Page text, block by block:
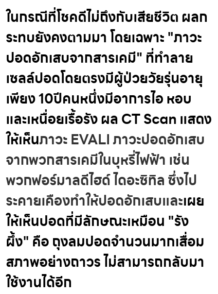
ในกรณีที่โชคดีไม่ถึงกับเสียชีวิต ผลก
ระทบยังคงตามมา โดยเฉพาะ "ภาวะ
ปอดอักเสบจากสารเคมี" ที่ทำลาย
เซลล์ปอดโดยตรงมีผู้ป่วยวัยรุ่นอายุ
เพียง 10ปีคนหนึ่งมีอาการไอ หอบ
และเหนื่อยเรื้อรัง ผล CT Scan แสดง
ให้เห็นภาวะ EVALI ภาวะปอดอักเสบ
จากพวกสารเคมีในบุหรี่ไฟฟ้า เช่น
พวกฟอร์มาลดีไฮด์ ไดอะซิทิล ซึ่งไป
ระคายเคืองทำให้ปอดอักเสบและเผย
ให้เห็นปอดที่มีลักษณะเหมือน "รัง
ผึ้ง" คือ ถุงลมปอดจำนวนมากเสื่อม
สภาพอย่างถาวร ไม่สามารถกลับมา
ใช้งานได้อีก